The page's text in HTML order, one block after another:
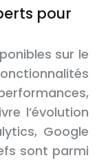
pour
sur le
l’évolution
Google
sont parmi